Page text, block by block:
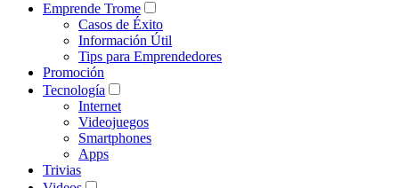
Emprende Trome
Casos de Éxito
Información Útil
Tips para Emprendedores
Promoción
Tecnología
Internet
Videojuegos
Smartphones
Apps
Trivias